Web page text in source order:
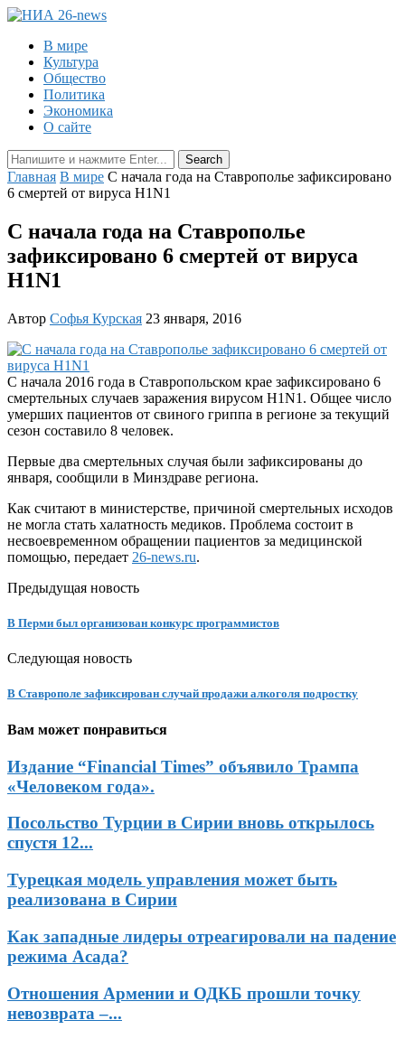
В мире
Культура
Общество
Политика
Экономика
О сайте
Главная В мире С начала года на Ставрополье зафиксировано
6 смертей от вируса H1N1
С начала года на Ставрополье
зафиксировано 6 смертей от вируса
H1N1
Автор Софья Курская 23 января, 2016
С начала 2016 года в Ставропольском крае зафиксировано 6
смертельных случаев заражения вирусом H1N1. Общее число
умерших пациентов от свиного гриппа в регионе за текущий
сезон составило 8 человек.
Первые два смертельных случая были зафиксированы до
января, сообщили в Минздраве региона.
Как считают в министерстве, причиной смертельных исходов
не могла стать халатность медиков. Проблема состоит в
несвоевременном обращении пациентов за медицинской
помощью, передает 26-news.ru.
Предыдущая новость
В Перми был организован конкурс программистов
Следующая новость
В Ставрополе зафиксирован случай продажи алкоголя подростку
Вам может понравиться
Издание “Financial Times” объявило Трампа
«Человеком года».
Посольство Турции в Сирии вновь открылось
спустя 12...
Турецкая модель управления может быть
реализована в Сирии
Как западные лидеры отреагировали на падение
режима Асада?
Отношения Армении и ОДКБ прошли точку
невозврата –...